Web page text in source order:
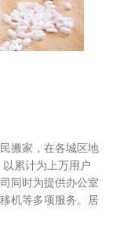
搬家，在各城区地
累计为上万用户
同时为提供办公室
机等多项服务。居